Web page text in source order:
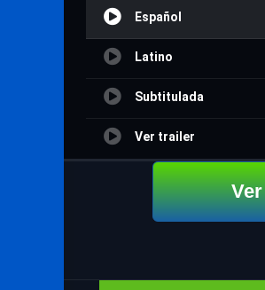
Español
Latino
Subtitulada
Ver trailer